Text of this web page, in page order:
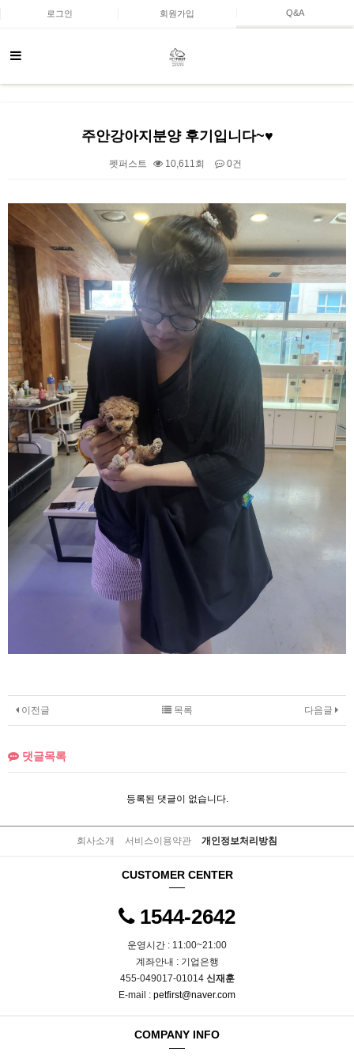
로그인 회원가입 Q&A
주안강아지분양 후기입니다~♥
펫퍼스트 10,611회 0건
본문
이전글 다음글
목록
댓글목록
등록된 댓글이 없습니다.
회사소개 서비스이용약관 개인정보처리방침
CUSTOMER CENTER
1544-2642
운영시간 : 11:00~21:00
계좌안내 : 기업은행
455-049017-01014 신재훈
E-mail : petfirst@naver.com
COMPANY INFO